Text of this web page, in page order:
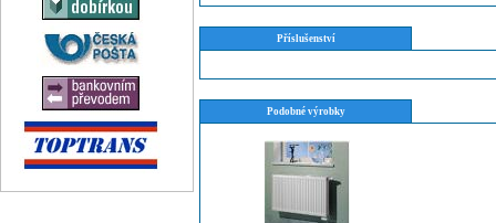
Příslušenství
Podobné výrobky